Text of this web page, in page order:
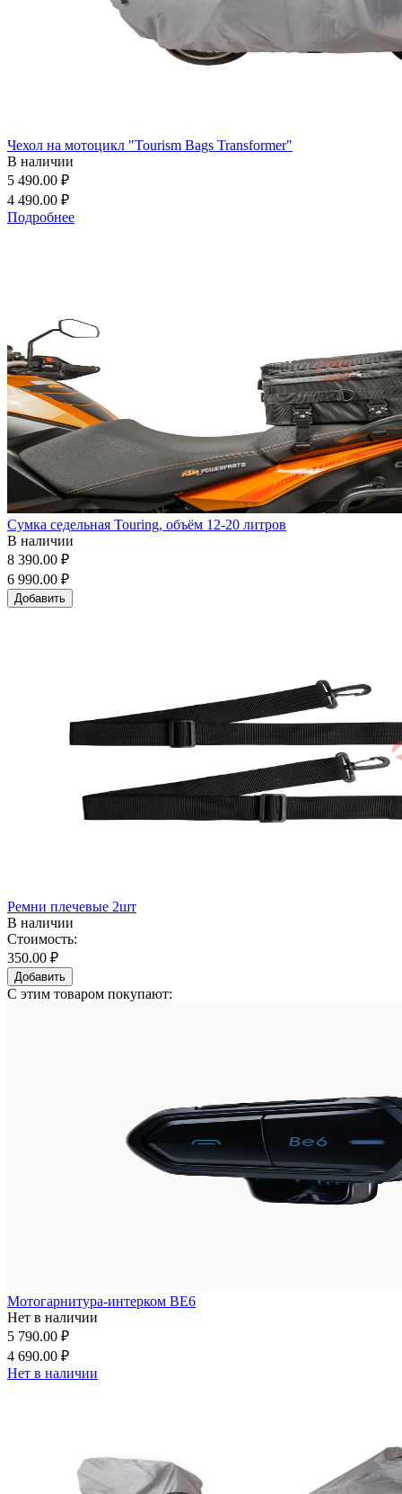
Чехол на мотоцикл "Tourism Bags Transformer"
В наличии
5 490.00 ₽
4 490.00 ₽
Подробнее
Сумка седельная Touring, объём 12-20 литров
В наличии
8 390.00 ₽
6 990.00 ₽
Добавить
Ремни плечевые 2шт
В наличии
Стоимость:
350.00 ₽
Добавить
С этим товаром покупают:
Мотогарнитура-интерком BE6
Нет в наличии
5 790.00 ₽
4 690.00 ₽
Нет в наличии